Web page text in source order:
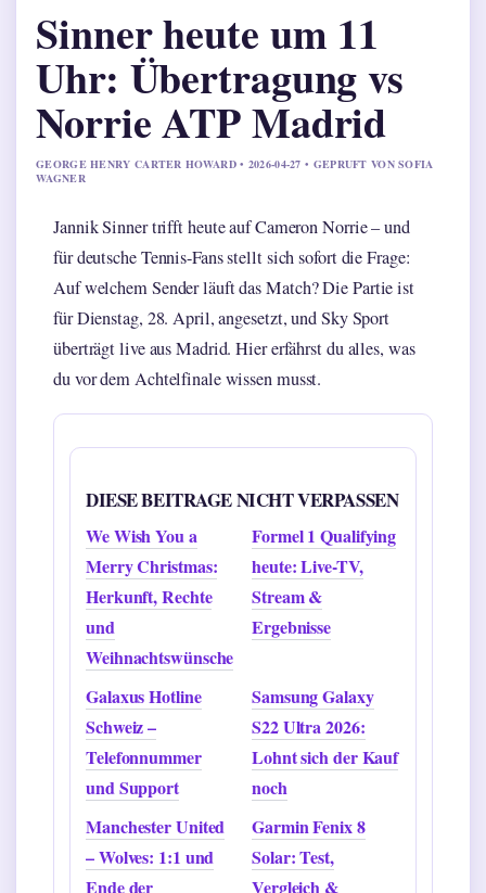
Sinner heute um 11
Uhr: Übertragung vs
Norrie ATP Madrid
GEORGE HENRY CARTER HOWARD • 2026-04-27 • GEPRUFT VON SOFIA
WAGNER
Jannik Sinner trifft heute auf Cameron Norrie – und
für deutsche Tennis-Fans stellt sich sofort die Frage:
Auf welchem Sender läuft das Match? Die Partie ist
für Dienstag, 28. April, angesetzt, und Sky Sport
überträgt live aus Madrid. Hier erfährst du alles, was
du vor dem Achtelfinale wissen musst.
DIESE BEITRAGE NICHT VERPASSEN
We Wish You a
Merry Christmas:
Herkunft, Rechte
und
Weihnachtswünsche
Formel 1 Qualifying
heute: Live-TV,
Stream &
Ergebnisse
Galaxus Hotline
Schweiz –
Telefonnummer
und Support
Samsung Galaxy
S22 Ultra 2026:
Lohnt sich der Kauf
noch
Manchester United
– Wolves: 1:1 und
Ende der
Garmin Fenix 8
Solar: Test,
Vergleich &